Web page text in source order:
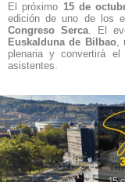
El próximo 15 de
edición de uno de los
Congreso Serca. El
Euskalduna de Bilbao,
plenaria y convertirá
asistentes.